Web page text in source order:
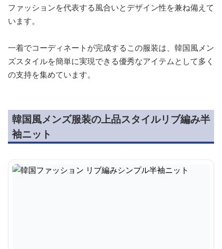
ファッションを代表する風合いとデザイン性を兼ね備えて
います。
一着でコーディネートが完成するこの服装は、韓国風メン
ズスタイルを簡単に実現できる優秀なアイテムとして多く
の支持を集めています。
韓国風メンズ服装の上品スタイルリブ編み半
袖ニット